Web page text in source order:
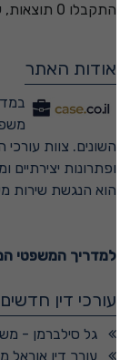
התקבלו 0 תוצאות, עמוד 1 מ-0 עמודים
אודות האתר
השונים. צוות עורכי
ופתרונות יצירתיים
הוא הנגשת שירות
למדריך המשפטי
עורכי דין חדשים
גל סילברמן - משרד
עורך דין אוראל